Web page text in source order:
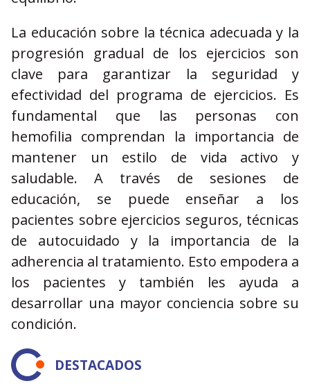
La educación sobre la técnica adecuada y la
progresión gradual de los ejercicios son
clave para garantizar la seguridad y
efectividad del programa de ejercicios. Es
fundamental que las personas con
hemofilia comprendan la importancia de
mantener un estilo de vida activo y
saludable. A través de sesiones de
educación, se puede enseñar a los
pacientes sobre ejercicios seguros, técnicas
de autocuidado y la importancia de la
adherencia al tratamiento. Esto empodera a
los pacientes y también les ayuda a
desarrollar una mayor conciencia sobre su
condición.
DESTACADOS